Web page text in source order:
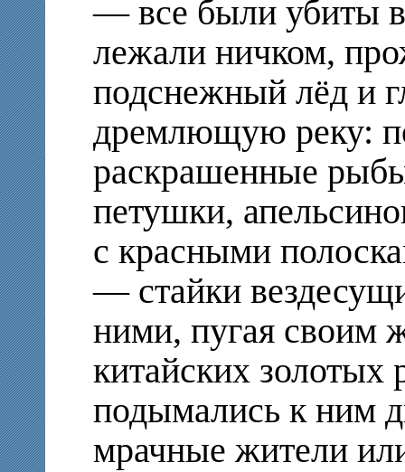
— все были убиты
лежали ничком,
подснежный лёд и
дремлющую реку:
раскрашенные
петушки,
с красными
— стайки
ними, пугая своим
китайских золотых
подымались к ним
мрачные жители